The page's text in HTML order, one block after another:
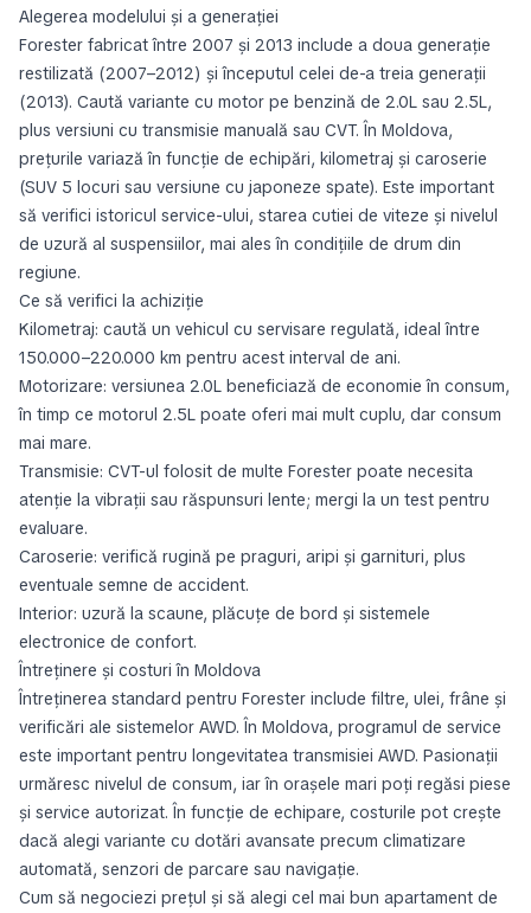
Alegerea modelului și a generației
Forester fabricat între 2007 și 2013 include a doua generație
restilizată (2007–2012) și începutul celei de-a treia generații
(2013). Caută variante cu motor pe benzină de 2.0L sau 2.5L,
plus versiuni cu transmisie manuală sau CVT. În Moldova,
prețurile variază în funcție de echipări, kilometraj și caroserie
(SUV 5 locuri sau versiune cu japoneze spate). Este important
să verifici istoricul service-ului, starea cutiei de viteze și nivelul
de uzură al suspensiilor, mai ales în condițiile de drum din
regiune.
Ce să verifici la achiziție
Kilometraj: caută un vehicul cu servisare regulată, ideal între
150.000–220.000 km pentru acest interval de ani.
Motorizare: versiunea 2.0L beneficiază de economie în consum,
în timp ce motorul 2.5L poate oferi mai mult cuplu, dar consum
mai mare.
Transmisie: CVT-ul folosit de multe Forester poate necesita
atenție la vibrații sau răspunsuri lente; mergi la un test pentru
evaluare.
Caroserie: verifică rugină pe praguri, aripi și garnituri, plus
eventuale semne de accident.
Interior: uzură la scaune, plăcuțe de bord și sistemele
electronice de confort.
Întreținere și costuri în Moldova
Întreținerea standard pentru Forester include filtre, ulei, frâne și
verificări ale sistemelor AWD. În Moldova, programul de service
este important pentru longevitatea transmisiei AWD. Pasionații
urmăresc nivelul de consum, iar în orașele mari poți regăsi piese
și service autorizat. În funcție de echipare, costurile pot crește
dacă alegi variante cu dotări avansate precum climatizare
automată, senzori de parcare sau navigație.
Cum să negociezi prețul și să alegi cel mai bun apartament de